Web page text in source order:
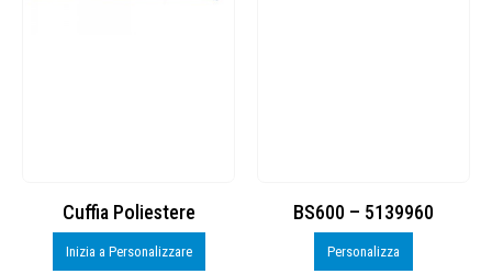
Cuffia Poliestere
Inizia a Personalizzare
BS600 – 5139960
Personalizza